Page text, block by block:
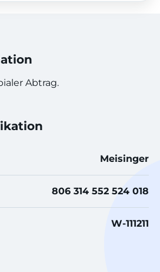
Abtrag.
Meisinger
806 314 552 524 018
W-111211